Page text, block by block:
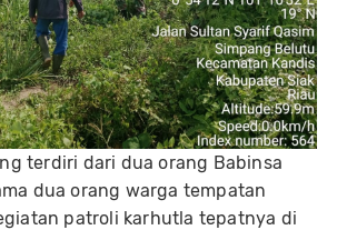
terdiri dari dua orang Babinsa
dua orang warga tempatan
patroli karhutla tepatnya di